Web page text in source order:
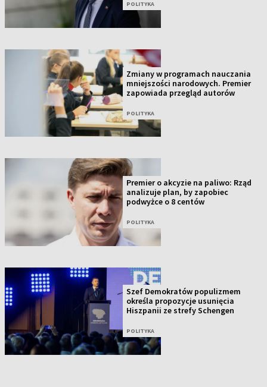
POLITYKA
Zmiany w programach nauczania
mniejszości narodowych. Premier
zapowiada przegląd autorów
POLITYKA
Premier o akcyzie na paliwo: Rząd
analizuje plan, by zapobiec
podwyżce o 8 centów
POLITYKA
Szef Demokratów populizmem
określa propozycje usunięcia
Hiszpanii ze strefy Schengen
POLITYKA